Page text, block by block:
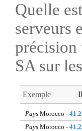
Quelle
serveurs
précision
SA sur
Exemple
Pays Morocco -
Pays Morocco -